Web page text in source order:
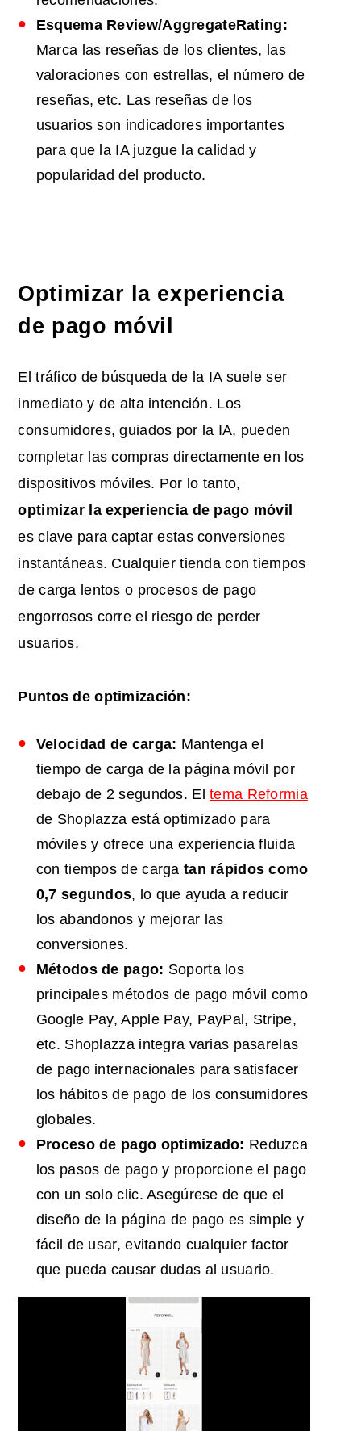
Esquema Review/AggregateRating:
Marca las reseñas de los clientes, las
valoraciones con estrellas, el número de
reseñas, etc. Las reseñas de los
usuarios son indicadores importantes
para que la IA juzgue la calidad y
popularidad del producto.
Optimizar la experiencia
de pago móvil
El tráfico de búsqueda de la IA suele ser
inmediato y de alta intención. Los
consumidores, guiados por la IA, pueden
completar las compras directamente en los
dispositivos móviles. Por lo tanto,
optimizar la experiencia de pago móvil
es clave para captar estas conversiones
instantáneas. Cualquier tienda con tiempos
de carga lentos o procesos de pago
engorrosos corre el riesgo de perder
usuarios.
Puntos de optimización:
Velocidad de carga: Mantenga el
tiempo de carga de la página móvil por
debajo de 2 segundos. Eltema Reformia
de Shoplazza está optimizado para
móviles y ofrece una experiencia fluida
con tiempos de carga tan rápidos como
0,7 segundos, lo que ayuda a reducir
los abandonos y mejorar las
conversiones.
Métodos de pago: Soporta los
principales métodos de pago móvil como
Google Pay, Apple Pay, PayPal, Stripe,
etc. Shoplazza integra varias pasarelas
de pago internacionales para satisfacer
los hábitos de pago de los consumidores
globales.
Proceso de pago optimizado: Reduzca
los pasos de pago y proporcione el pago
con un solo clic. Asegúrese de que el
diseño de la página de pago es simple y
fácil de usar, evitando cualquier factor
que pueda causar dudas al usuario.